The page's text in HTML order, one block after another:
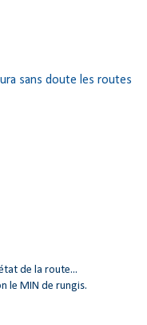
sans doute les routes
de la route...
le MIN de rungis.